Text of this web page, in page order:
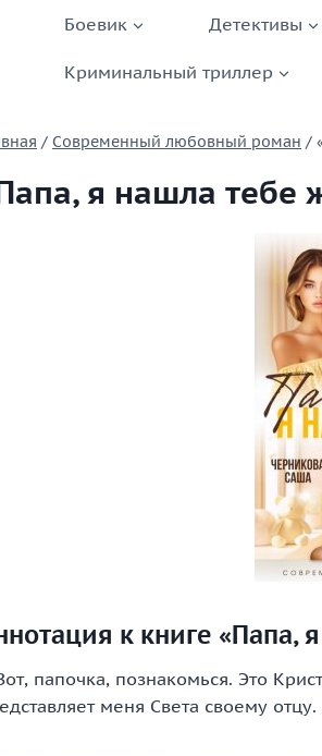
Боевик Детективы
Криминальный триллер
/ Современный любовный роман /
я нашла тебе
к книге «Папа,
папочка, познакомься. Это
меня Света своему отцу.